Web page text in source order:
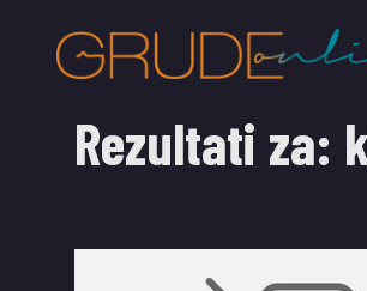
Rezultati za: